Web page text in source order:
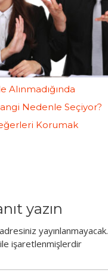
Alınmadığında
Nedenle Seçiyor?
Korumak
yazın
yayınlanmayacak.
ile işaretlenmişlerdir